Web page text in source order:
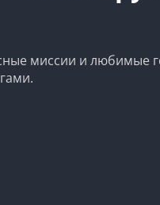
миссии и любимые